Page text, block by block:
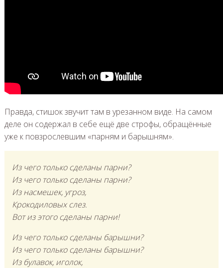
Правда, стишок звучит там в урезанном виде. На самом
деле он содержал в себе ещё две строфы, обращённые
уже к повзрослевшим «парням и барышням».
Из чего только сделаны парни?
Из чего только сделаны парни?
Из насмешек, угроз,
Крокодиловых слез.
Вот из этого сделаны парни!
Из чего только сделаны барышни?
Из чего только сделаны барышни?
Из булавок, иголок,